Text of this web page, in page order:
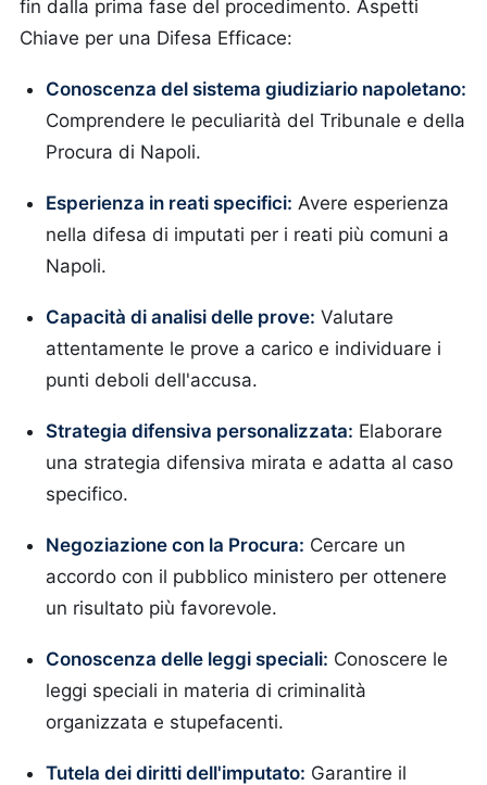
fin dalla prima fase del procedimento. Aspetti
Chiave per una Difesa Efficace:
Conoscenza del sistema giudiziario napoletano:
Comprendere le peculiarità del Tribunale e della
Procura di Napoli.
Esperienza in reati specifici: Avere esperienza
nella difesa di imputati per i reati più comuni a
Napoli.
Capacità di analisi delle prove: Valutare
attentamente le prove a carico e individuare i
punti deboli dell'accusa.
Strategia difensiva personalizzata: Elaborare
una strategia difensiva mirata e adatta al caso
specifico.
Negoziazione con la Procura: Cercare un
accordo con il pubblico ministero per ottenere
un risultato più favorevole.
Conoscenza delle leggi speciali: Conoscere le
leggi speciali in materia di criminalità
organizzata e stupefacenti.
Tutela dei diritti dell'imputato: Garantire il